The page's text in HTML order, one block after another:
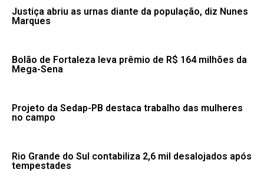
Justiça abriu as urnas diante da população, diz Nunes
Marques
Bolão de Fortaleza leva prêmio de R$ 164 milhões da
Mega-Sena
Projeto da Sedap-PB destaca trabalho das mulheres
no campo
Rio Grande do Sul contabiliza 2,6 mil desalojados após
tempestades